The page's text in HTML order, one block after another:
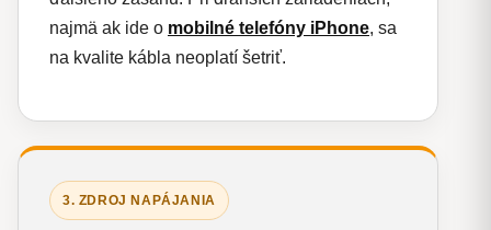
najmä ak ide o mobilné telefóny iPhone, sa
na kvalite kábla neoplatí šetriť.
3. ZDROJ NAPÁJANIA